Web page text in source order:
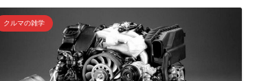
クルマの雑学